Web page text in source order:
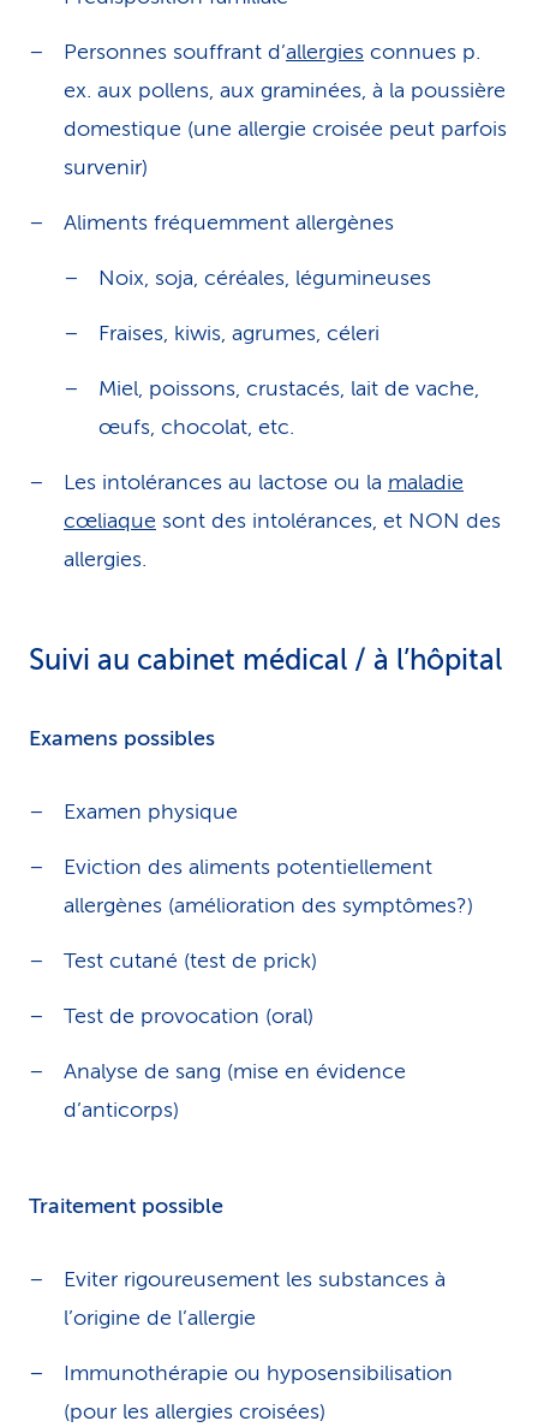
Personnes souffrant d’allergies connues p.
ex. aux pollens, aux graminées, à la poussière
domestique (une allergie croisée peut parfois
survenir)
Aliments fréquemment allergènes
Noix, soja, céréales, légumineuses
Fraises, kiwis, agrumes, céleri
Miel, poissons, crustacés, lait de vache,
œufs, chocolat, etc.
Les intolérances au lactose ou la maladie
cœliaque sont des intolérances, et NON des
allergies.
Suivi au cabinet médical / à l’hôpital
Examens possibles
Examen physique
Eviction des aliments potentiellement
allergènes (amélioration des symptômes?)
Test cutané (test de prick)
Test de provocation (oral)
Analyse de sang (mise en évidence
d’anticorps)
Traitement possible
Eviter rigoureusement les substances à
l’origine de l’allergie
Immunothérapie ou hyposensibilisation
(pour les allergies croisées)